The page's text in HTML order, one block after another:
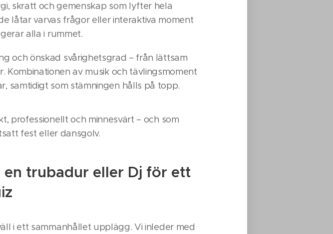
skratt och gemenskap som lyfter hela
låtar varvas frågor eller interaktiva moment
alla i rummet.
och önskad svårighetsgrad – från lättsam
av musik och tävlingsmoment
samtidigt som stämningen hålls på topp.
professionellt och minnesvärt – och som
fest eller dansgolv.
trubadur eller Dj för ett
i ett sammanhållet upplägg. Vi inleder med